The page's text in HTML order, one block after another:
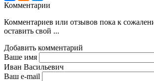
Комментарии
Комментариев или отзывов пока к
оставить свой ...
Добавить комментарий
Ваше имя
Иван Васильевич
Ваш e-mail